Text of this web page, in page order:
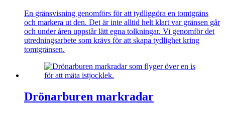
En gränsvisning genomförs för att tydliggöra en tomtgräns
och markera ut den. Det är inte alltid helt klart var gränsen går
och under åren uppstår lätt egna tolkningar. Vi genomför det
utredningsarbete som krävs för att skapa tydlighet kring
tomtgränsen.
Drönarburen markradar